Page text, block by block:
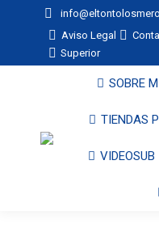
Aviso Legal
Superior
SOBRE
TIENDAS
VIDEOSUB